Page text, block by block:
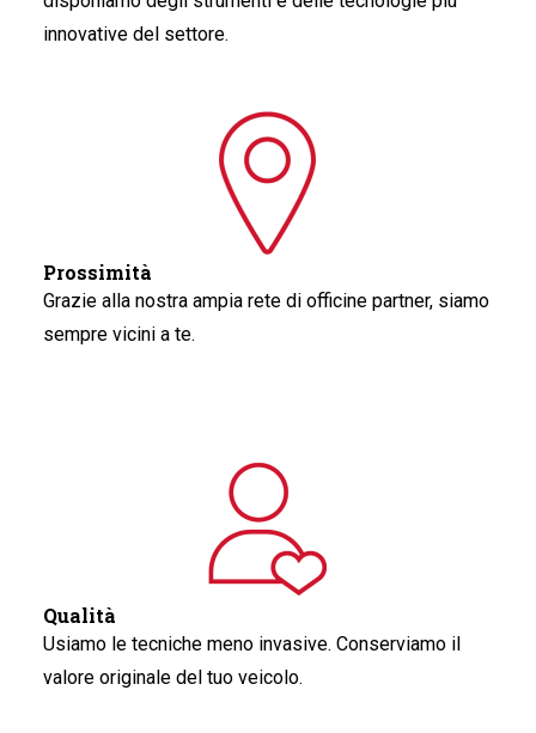
innovative del settore.
Prossimità
Grazie alla nostra ampia rete di officine partner, siamo
sempre vicini a te.
Qualità
Usiamo le tecniche meno invasive. Conserviamo il
valore originale del tuo veicolo.